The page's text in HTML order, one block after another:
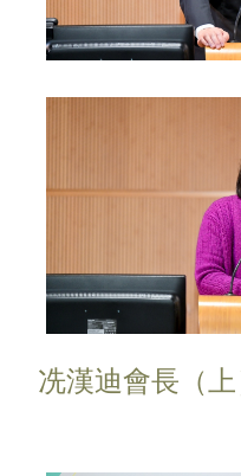
冼漢迪會長（